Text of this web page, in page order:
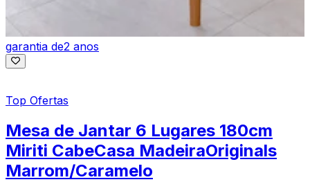
garantia de2 anos
Top Ofertas
Mesa de Jantar 6 Lugares 180cm
Miriti CabeCasa MadeiraOriginals
Marrom/Caramelo